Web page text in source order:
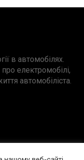
в автомобілях.
електромобілі,
автомобіліста.